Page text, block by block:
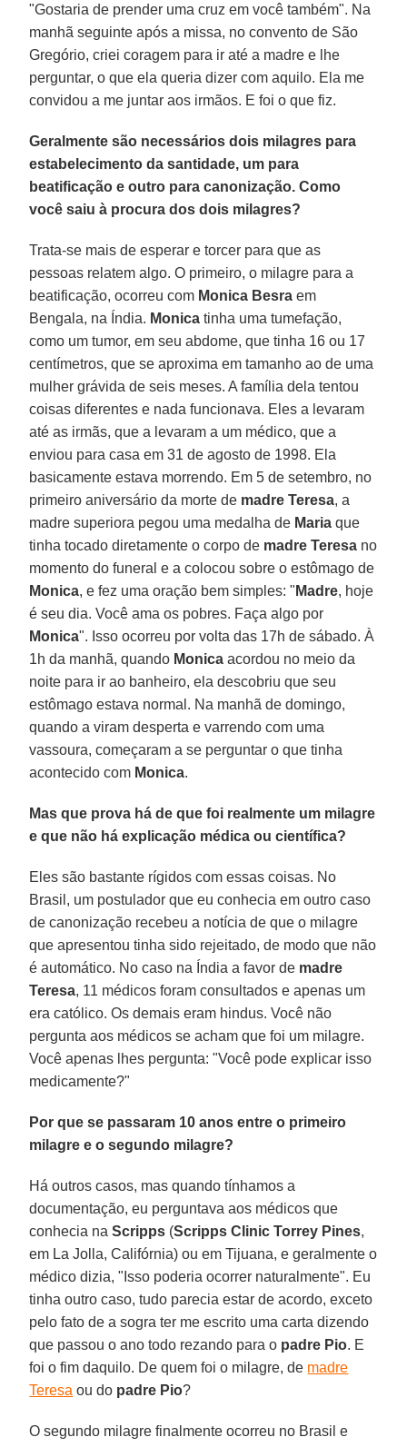
"Gostaria de prender uma cruz em você também". Na
manhã seguinte após a missa, no convento de São
Gregório, criei coragem para ir até a madre e lhe
perguntar, o que ela queria dizer com aquilo. Ela me
convidou a me juntar aos irmãos. E foi o que fiz.
Geralmente são necessários dois milagres para
estabelecimento da santidade, um para
beatificação e outro para canonização. Como
você saiu à procura dos dois milagres?
Trata-se mais de esperar e torcer para que as
pessoas relatem algo. O primeiro, o milagre para a
beatificação, ocorreu com Monica Besra em
Bengala, na Índia. Monica tinha uma tumefação,
como um tumor, em seu abdome, que tinha 16 ou 17
centímetros, que se aproxima em tamanho ao de uma
mulher grávida de seis meses. A família dela tentou
coisas diferentes e nada funcionava. Eles a levaram
até as irmãs, que a levaram a um médico, que a
enviou para casa em 31 de agosto de 1998. Ela
basicamente estava morrendo. Em 5 de setembro, no
primeiro aniversário da morte de madre Teresa, a
madre superiora pegou uma medalha de Maria que
tinha tocado diretamente o corpo de madre Teresa no
momento do funeral e a colocou sobre o estômago de
Monica, e fez uma oração bem simples: " Madre, hoje
é seu dia. Você ama os pobres. Faça algo por
Monica". Isso ocorreu por volta das 17h de sábado. À
1h da manhã, quando Monica acordou no meio da
noite para ir ao banheiro, ela descobriu que seu
estômago estava normal. Na manhã de domingo,
quando a viram desperta e varrendo com uma
vassoura, começaram a se perguntar o que tinha
acontecido com Monica.
Mas que prova há de que foi realmente um milagre
e que não há explicação médica ou científica?
Eles são bastante rígidos com essas coisas. No
Brasil, um postulador que eu conhecia em outro caso
de canonização recebeu a notícia de que o milagre
que apresentou tinha sido rejeitado, de modo que não
é automático. No caso na Índia a favor de madre
Teresa, 11 médicos foram consultados e apenas um
era católico. Os demais eram hindus. Você não
pergunta aos médicos se acham que foi um milagre.
Você apenas lhes pergunta: "Você pode explicar isso
medicamente?"
Por que se passaram 10 anos entre o primeiro
milagre e o segundo milagre?
Há outros casos, mas quando tínhamos a
documentação, eu perguntava aos médicos que
conhecia naScripps (Scripps Clinic Torrey Pines,
em La Jolla, Califórnia) ou em Tijuana, e geralmente o
médico dizia, "Isso poderia ocorrer naturalmente". Eu
tinha outro caso, tudo parecia estar de acordo, exceto
pelo fato de a sogra ter me escrito uma carta dizendo
que passou o ano todo rezando para o padre Pio. E
foi o fim daquilo. De quem foi o milagre, de madre
Teresa ou do padre Pio?
O segundo milagre finalmente ocorreu no Brasil e